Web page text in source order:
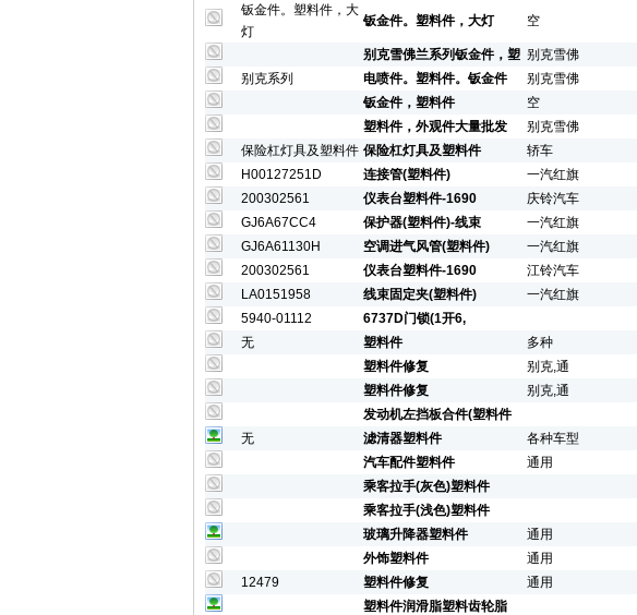
钣金件。塑料件，大
灯
钣金件。塑料件，大灯 空
别克雪佛兰系列钣金件，塑 别克雪佛
别克系列
电喷件。塑料件。钣金件 别克雪佛
钣金件，塑料件
空
塑料件，外观件大量批发
别克雪佛
保险杠灯具及塑料件 保险杠灯具及塑料件 轿车
H00127251D
连接管(塑料件) 一汽红旗
200302561
仪表台塑料件-1690 庆铃汽车
GJ6A67CC4
保护器(塑料件)-线束 一汽红旗
GJ6A61130H
空调进气风管(塑料件) 一汽红旗
200302561
仪表台塑料件-1690 江铃汽车
LA0151958
线束固定夹(塑料件) 一汽红旗
5940-01112
6737D门锁(1开6,
无
塑料件 多种
塑料件修复
别克,通
塑料件修复
别克,通
发动机左挡板合件(塑料件
无
滤清器塑料件 各种车型
汽车配件塑料件
通用
乘客拉手(灰色)塑料件
乘客拉手(浅色)塑料件
玻璃升降器塑料件
通用
外饰塑料件
通用
12479
塑料件修复 通用
塑料件润滑脂塑料齿轮脂